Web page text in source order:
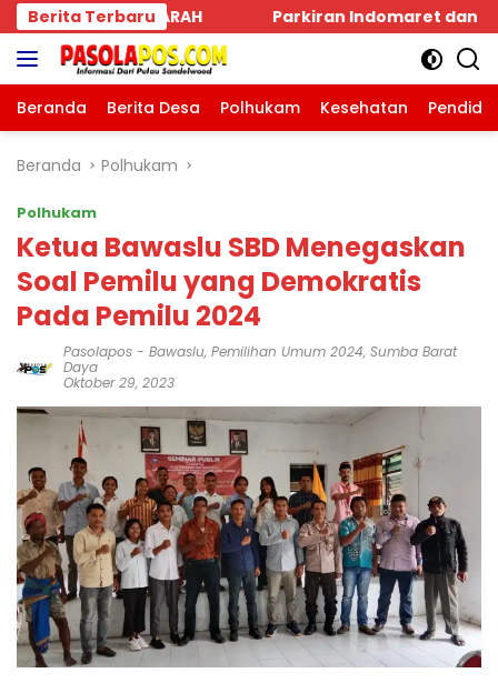
Langsung
ke
konten
Berita Terbaru
Indomaret dan Bank BRI SBD Mengancam
Beranda Berita Desa Polhukam Kesehatan
Beranda Polhukam
Polhukam
Ketua Bawaslu SBD Menegaskan
Soal Pemilu yang Demokratis
Pada Pemilu 2024
Pasolapos - Bawaslu, Pemilihan Umum 2024, Sumba Barat
Daya
Oktober 29, 2023